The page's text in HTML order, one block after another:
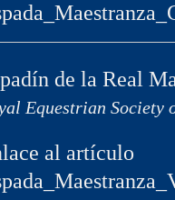
de la Real
Equestrian Society
al artículo